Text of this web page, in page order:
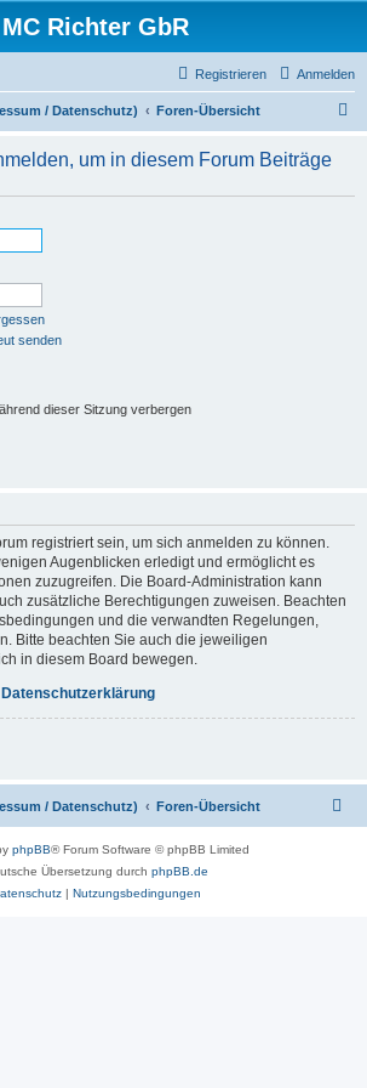
MC Richter GbR
Anmelden
Registrieren
/ Datenschutz) Foren-Übersicht
h
um in diesem Forum Beiträge
senden
dieser Sitzung verbergen
registriert sein, um sich anmelden zu können.
Augenblicken erledigt und ermöglicht es
zuzugreifen. Die Board-Administration kann
zusätzliche Berechtigungen zuweisen. Beachten
und die verwandten Regelungen,
Bitte beachten Sie auch die jeweiligen
in diesem Board bewegen.
Datenschutzerklärung
/ Datenschutz) Foren-Übersicht
phpBB® Forum Software © phpBB Limited
Übersetzung durch phpBB.de
| Nutzungsbedingungen